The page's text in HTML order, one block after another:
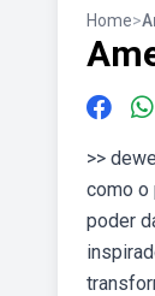
Home>
>>
como o
poder